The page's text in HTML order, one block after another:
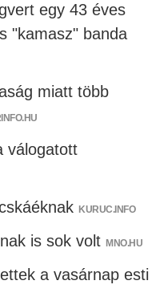
egy 43 éves
"kamasz" banda
miatt több
válogatott
KURUC.INFO
is sok volt MNO.HU
a vasárnap esti